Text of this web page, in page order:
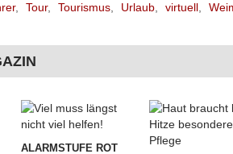
, Tour, Tourismus, Urlaub, virtuell,
ALARMSTUFE ROT